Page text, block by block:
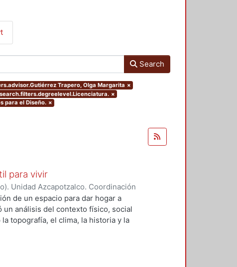
Search
Trapero, Olga Margarita ×
×
para el Diseño. ×
para vivir
Unidad Azcapotzalco. Coordinación
Cruz, Claudia Alondra;Arce
de un espacio para dar hogar a
análisis del contexto físico, social
topografía, el clima, la historia y la